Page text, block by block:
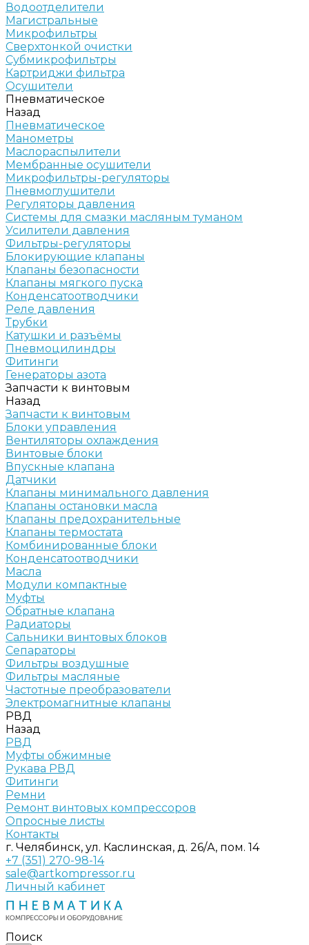
Водоотделители
Магистральные
Микрофильтры
Сверхтонкой очистки
Субмикрофильтры
Картриджи фильтра
Осушители
Пневматическое
Назад
Пневматическое
Манометры
Маслораспылители
Мембранные осушители
Микрофильтры-регуляторы
Пневмоглушители
Регуляторы давления
Системы для смазки масляным туманом
Усилители давления
Фильтры-регуляторы
Блокирующие клапаны
Клапаны безопасности
Клапаны мягкого пуска
Конденсатоотводчики
Реле давления
Трубки
Катушки и разъёмы
Пневмоцилиндры
Фитинги
Генераторы азота
Запчасти к винтовым
Назад
Запчасти к винтовым
Блоки управления
Вентиляторы охлаждения
Винтовые блоки
Впускные клапана
Датчики
Клапаны минимального давления
Клапаны остановки масла
Клапаны предохранительные
Клапаны термостата
Комбинированные блоки
Конденсатоотводчики
Масла
Модули компактные
Муфты
Обратные клапана
Радиаторы
Сальники винтовых блоков
Сепараторы
Фильтры воздушные
Фильтры масляные
Частотные преобразователи
Электромагнитные клапаны
РВД
Назад
РВД
Муфты обжимные
Рукава РВД
Фитинги
Ремни
Ремонт винтовых компрессоров
Опросные листы
Контакты
г. Челябинск, ул. Каслинская, д. 26/А, пом. 14
+7 (351) 270-98-14
sale@artkompressor.ru
Личный кабинет
Поиск